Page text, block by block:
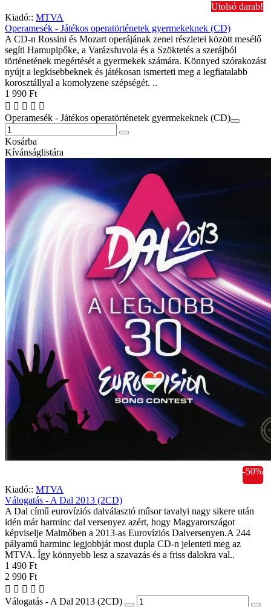
Utolsó darab!
Kiadó:: MTVA
Operamesék - Játékos operatörténetek gyermekeknek (CD)
A CD-n Rossini és Mozart operájának zenei részletei között mesélő
segíti Hamupipőke, a Varázsfuvola és a Szöktetés a szerájból
történetének megértését a gyermekek számára. Könnyed szórakozást
nyújt a legkisebbeknek és játékosan ismerteti meg a legfiatalabb
korosztállyal a komolyzene szépségét. ..
1 990 Ft
Operamesék - Játékos operatörténetek gyermekeknek (CD)
Kosárba
Kívánságlistára
-50%
Kiadó:: MTVA
Válogatás - A Dal 2013 (2CD)
A Dal című eurovíziós dalválasztó műsor tavalyi nagy sikere után
idén már harminc dal versenyez azért, hogy Magyarországot
képviselje Malmőben a 2013-as Eurovíziós Dalversenyen.A 244
pályamű harminc legjobbját most dupla CD-n jelenteti meg az
MTVA. Így könnyebb lesz a szavazás és a friss dalokra val..
1 490 Ft
2 990 Ft
Válogatás - A Dal 2013 (2CD)